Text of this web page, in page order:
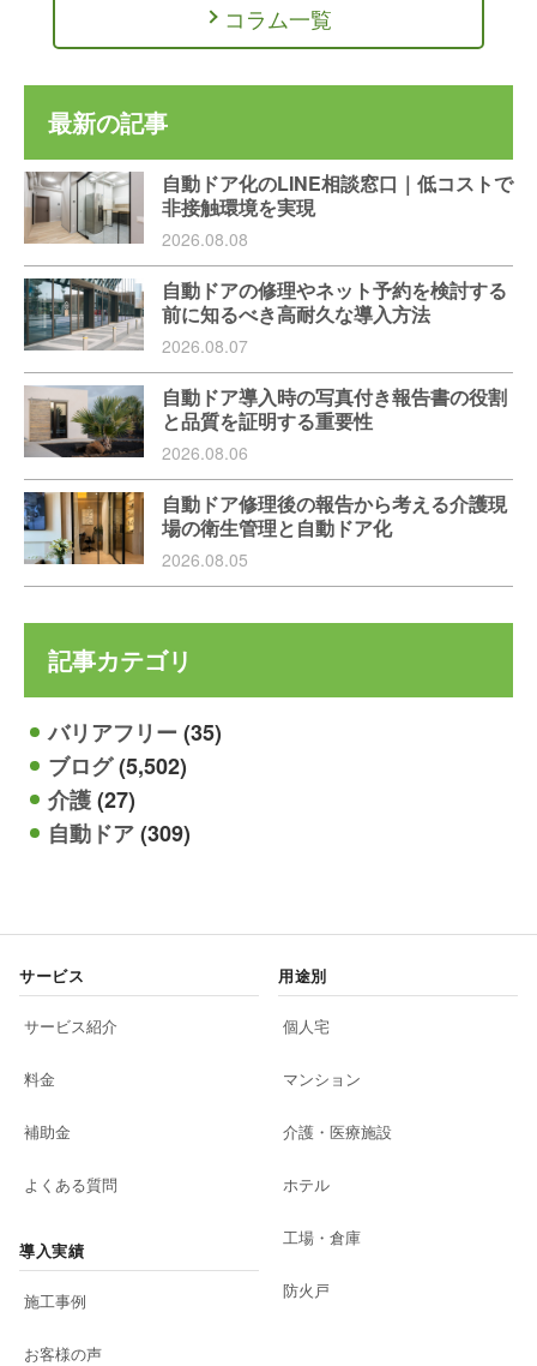
コラム一覧
最新の記事
自動ドア化のLINE相談窓口｜低コストで
非接触環境を実現
2026.08.08
自動ドアの修理やネット予約を検討する
前に知るべき高耐久な導入方法
2026.08.07
自動ドア導入時の写真付き報告書の役割
と品質を証明する重要性
2026.08.06
自動ドア修理後の報告から考える介護現
場の衛生管理と自動ドア化
2026.08.05
記事カテゴリ
バリアフリー(35)
ブログ(5,502)
介護(27)
自動ドア(309)
サービス
サービス紹介
料金
補助金
よくある質問
導入実績
施工事例
お客様の声
用途別
個人宅
マンション
介護・医療施設
ホテル
工場・倉庫
防火戸